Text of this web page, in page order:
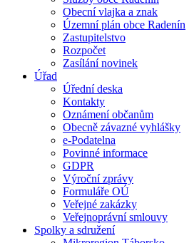
Obecní vlajka a znak
Územní plán obce Radenín
Zastupitelstvo
Rozpočet
Zasílání novinek
Úřad
Úřední deska
Kontakty
Oznámení občanům
Obecně závazné vyhlášky
e-Podatelna
Povinné informace
GDPR
Výroční zprávy
Formuláře OÚ
Veřejné zakázky
Veřejnoprávní smlouvy
Spolky a sdružení